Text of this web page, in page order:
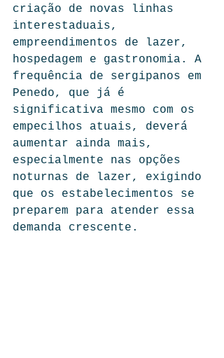
criação de novas linhas
interestaduais,
empreendimentos de lazer,
hospedagem e gastronomia. A
frequência de sergipanos em
Penedo, que já é
significativa mesmo com os
empecilhos atuais, deverá
aumentar ainda mais,
especialmente nas opções
noturnas de lazer, exigindo
que os estabelecimentos se
preparem para atender essa
demanda crescente.